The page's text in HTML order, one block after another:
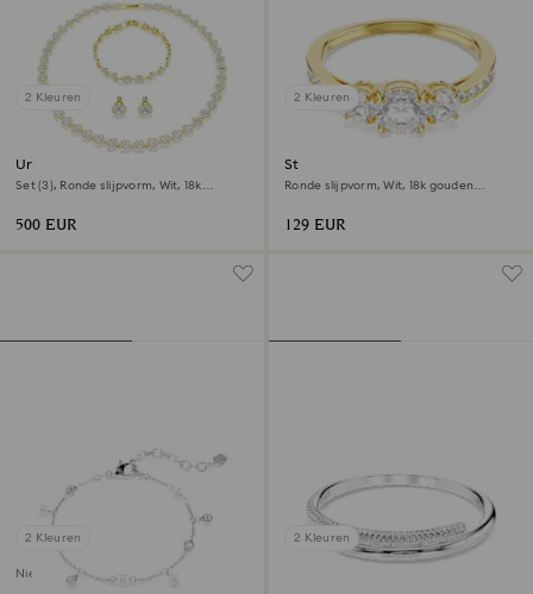
2 Kleuren
Una Angelic set
Set (3), Ronde slijpvorm, Wit, ‎18k
500 EUR
2 Kleuren
Stilla Attract ring
Ronde slijpvorm, Wit, ‎18k gouden
129 EUR
2 Kleuren
Nieuw
2 Kleuren